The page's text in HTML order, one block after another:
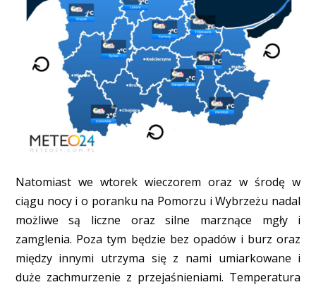
Natomiast we wtorek wieczorem oraz w środę w
ciągu nocy i o poranku na Pomorzu i Wybrzeżu nadal
możliwe są liczne oraz silne marznące mgły i
zamglenia. Poza tym będzie bez opadów i burz oraz
między innymi utrzyma się z nami umiarkowane i
duże zachmurzenie z przejaśnieniami. Temperatura